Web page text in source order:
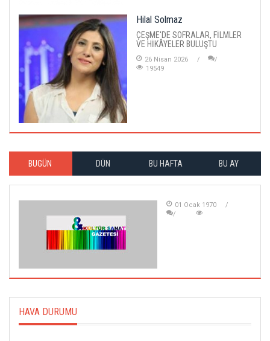
Hilal Solmaz
ÇEŞME'DE SOFRALAR, FİLMLER
VE HİKÂYELER BULUŞTU
26 Nisan 2026
19549
BUGÜN DÜN BU HAFTA BU AY
01 Ocak 1970
HAVA DURUMU